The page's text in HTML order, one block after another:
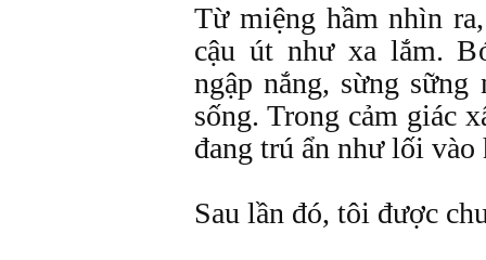
Từ miệng hầm nhìn
cậu út như xa lắm.
ngập nắng, sừng
sống. Trong cảm giác
đang trú ẩn như lối vào
Sau lần đó, tôi được